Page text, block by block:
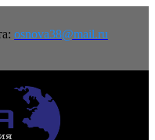
osnova38@mail.ru